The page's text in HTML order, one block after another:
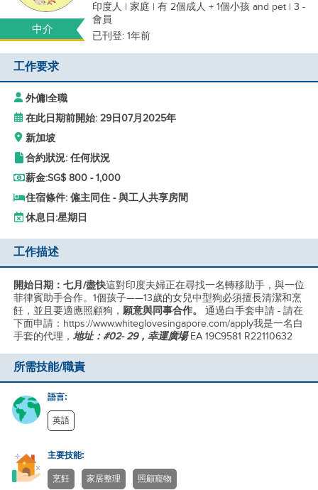
中介
印度人 | 家庭 | 有 2個成人 + 1個小孩 and pet | 3 -
會員
已刊登: 1年前
工作要求
外傭|全職
在此日期前開始: 29日07月2025年
新加坡
合約狀況: 任何狀況
薪金:SG$ 800 - 1,000
住宿條件: 僱主同住 - 與工人共享房間
休息日:星期日
工作描述
開始日期：七月/盡快這對印度夫婦正在尋找一名轉移助手，與一位
菲律賓助手合作。1個孩子——13歲的女兒中型狗必須擅長清潔和烹
飪，並且要適應照顧狗， 願意與同事合作。
通過白手套申請 - 請在
下面申請：https://www.whiteglovesingapore.com/apply我是一名白
手套的代理， 地址：#02- 29，幸運廣場EA 19C9581 R22110632
所需技能/職責
語言:
英語
主要技能:
烹飪 家居整理 照顧寵物